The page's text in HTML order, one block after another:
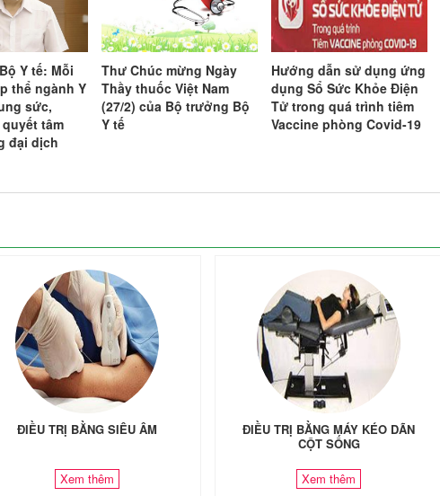
Y tế: Mỗi
thể ngành Y
sức,
tâm
đại dịch
Thư Chúc mừng Ngày
Thầy thuốc Việt Nam
(27/2) của Bộ trưởng Bộ
Y tế
Hướng dẫn sử dụng ứng
dụng Sổ Sức Khỏe Điện
Tử trong quá trình tiêm
Vaccine phòng Covid-19
ĐIỀU TRỊ BẰNG SIÊU ÂM
Xem thêm
ĐIỀU TRỊ BẰNG MÁY KÉO DÃN
CỘT SỐNG
Xem thêm